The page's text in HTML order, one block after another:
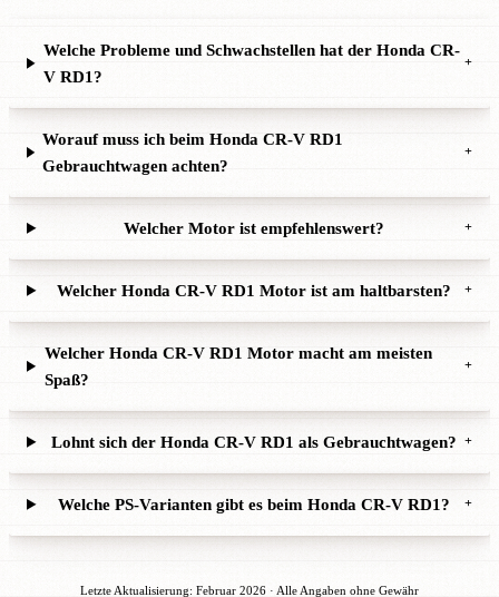
Welche Probleme und Schwachstellen hat der Honda CR-
V RD1?
+
Worauf muss ich beim Honda CR-V RD1
Gebrauchtwagen achten?
+
Welcher Motor ist empfehlenswert? +
Welcher Honda CR-V RD1 Motor ist am haltbarsten? +
Welcher Honda CR-V RD1 Motor macht am meisten
Spaß?
+
Lohnt sich der Honda CR-V RD1 als Gebrauchtwagen? +
Welche PS-Varianten gibt es beim Honda CR-V RD1? +
Letzte Aktualisierung: Februar 2026 · Alle Angaben ohne Gewähr